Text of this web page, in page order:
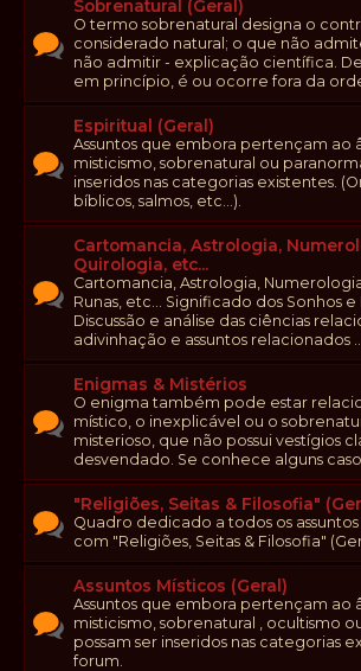
Sobrenatural (Geral)
O termo sobrenatural designa o
considerado natural; o que não
não admitir - explicação científica.
em princípio, é ou ocorre fora da
Espiritual (Geral)
Assuntos que embora pertençam ao
misticismo, sobrenatural ou
inseridos nas categorias existentes.
bíblicos, salmos, etc...).
Cartomancia, Astrologia,
Quirologia, etc...
Cartomancia, Astrologia,
Runas, etc... Significado dos Sonhos
Discussão e análise das ciências
adivinhação e assuntos relacionados ...
Enigmas & Mistérios
O enigma também pode estar
místico, o inexplicável ou o
misterioso, que não possui vestígios
desvendado. Se conhece alguns
"Religiões, Seitas & Filosofia"
Quadro dedicado a todos os
com "Religiões, Seitas & Filosofia"
Assuntos Místicos (Geral)
Assuntos que embora pertençam ao
misticismo, sobrenatural , ocultismo
possam ser inseridos nas categorias
forum.